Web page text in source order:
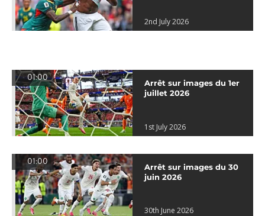
2nd July 2026
01:00
Arrêt sur images du 1er
juillet 2026
1st July 2026
01:00
Arrêt sur images du 30
juin 2026
30th June 2026